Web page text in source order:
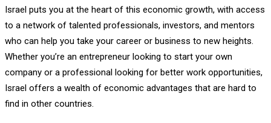
Israel puts you at the heart of this economic growth, with access
to a network of talented professionals, investors, and mentors
who can help you take your career or business to new heights.
Whether you’re an entrepreneur looking to start your own
company or a professional looking for better work opportunities,
Israel offers a wealth of economic advantages that are hard to
find in other countries.